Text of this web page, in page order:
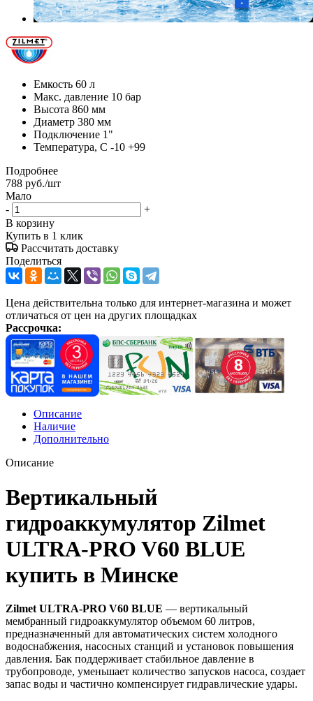
Емкость 60 л
Макс. давление 10 бар
Высота 860 мм
Диаметр 380 мм
Подключение 1"
Температура, C -10 +99
Подробнее
788 руб./шт
Мало
-
+
В корзину
Купить в 1 клик
Рассчитать доставку
Поделиться
Цена действительна только для интернет-магазина и может
отличаться от цен на других площадках
Рассрочка:
Описание
Наличие
Дополнительно
Описание
Вертикальный
гидроаккумулятор Zilmet
ULTRA-PRO V60 BLUE
купить в Минске
Zilmet ULTRA-PRO V60 BLUE — вертикальный
мембранный гидроаккумулятор объемом 60 литров,
предназначенный для автоматических систем холодного
водоснабжения, насосных станций и установок повышения
давления. Бак поддерживает стабильное давление в
трубопроводе, уменьшает количество запусков насоса, создает
запас воды и частично компенсирует гидравлические удары.